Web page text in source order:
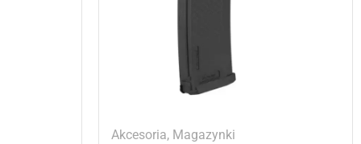
Akcesoria, Magazynki